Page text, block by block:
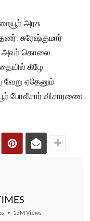
அரசு
சுரேஷ்குமார்
அவர் கொலை
கீழே
வேறு ஏதேனும்
போலீசார் விசாரணை
• 15M Views